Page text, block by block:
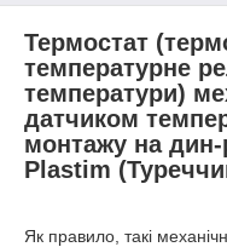
Термостат
температурне
температури)
датчиком
монтажу на
Plastim
Як правило, такі